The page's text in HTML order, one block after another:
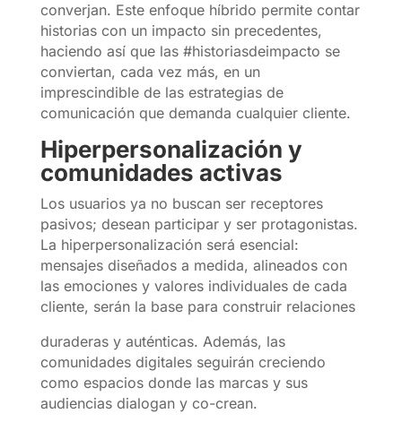
converjan. Este enfoque híbrido permite contar
historias con un impacto sin precedentes,
haciendo así que las #historiasdeimpacto se
conviertan, cada vez más, en un
imprescindible de las estrategias de
comunicación que demanda cualquier cliente.
Hiperpersonalización y
comunidades activas
Los usuarios ya no buscan ser receptores
pasivos; desean participar y ser protagonistas.
La hiperpersonalización será esencial:
mensajes diseñados a medida, alineados con
las emociones y valores individuales de cada
cliente, serán la base para construir relaciones
duraderas y auténticas. Además, las
comunidades digitales seguirán creciendo
como espacios donde las marcas y sus
audiencias dialogan y co-crean.